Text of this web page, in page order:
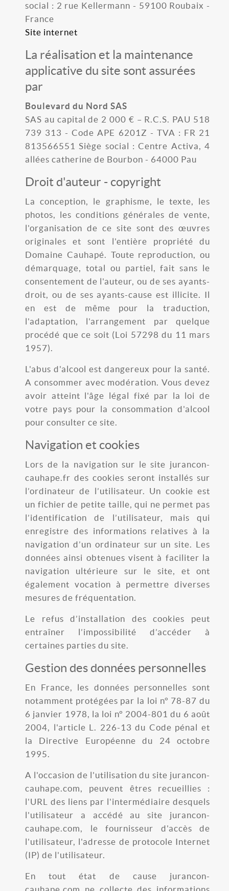
social : 2 rue Kellermann - 59100 Roubaix -
France
Site internet
La réalisation et la maintenance
applicative du site sont assurées
par
Boulevard du Nord SAS
SAS au capital de 2 000 € – R.C.S. PAU 518
739 313 - Code APE 6201Z - TVA : FR 21
813566551 Siège social : Centre Activa, 4
allées catherine de Bourbon - 64000 Pau
Droit d'auteur - copyright
La conception, le graphisme, le texte, les
photos, les conditions générales de vente,
l'organisation de ce site sont des œuvres
originales et sont l'entière propriété du
Domaine Cauhapé. Toute reproduction, ou
démarquage, total ou partiel, fait sans le
consentement de l'auteur, ou de ses ayants-
droit, ou de ses ayants-cause est illicite. Il
en est de même pour la traduction,
l'adaptation, l'arrangement par quelque
procédé que ce soit (Loi 57298 du 11 mars
1957).
L'abus d'alcool est dangereux pour la santé.
A consommer avec modération. Vous devez
avoir atteint l'âge légal fixé par la loi de
votre pays pour la consommation d'alcool
pour consulter ce site.
Navigation et cookies
Lors de la navigation sur le site jurancon-
cauhape.fr des cookies seront installés sur
l’ordinateur de l’utilisateur. Un cookie est
un fichier de petite taille, qui ne permet pas
l’identification de l’utilisateur, mais qui
enregistre des informations relatives à la
navigation d’un ordinateur sur un site. Les
données ainsi obtenues visent à faciliter la
navigation ultérieure sur le site, et ont
également vocation à permettre diverses
mesures de fréquentation.
Le refus d’installation des cookies peut
entraîner l’impossibilité d’accéder à
certaines parties du site.
Gestion des données personnelles
En France, les données personnelles sont
notamment protégées par la loi n° 78-87 du
6 janvier 1978, la loi n° 2004-801 du 6 août
2004, l'article L. 226-13 du Code pénal et
la Directive Européenne du 24 octobre
1995.
A l'occasion de l'utilisation du site jurancon-
cauhape.com, peuvent êtres recueillies :
l'URL des liens par l'intermédiaire desquels
l'utilisateur a accédé au site jurancon-
cauhape.com, le fournisseur d'accès de
l'utilisateur, l'adresse de protocole Internet
(IP) de l'utilisateur.
En tout état de cause jurancon-